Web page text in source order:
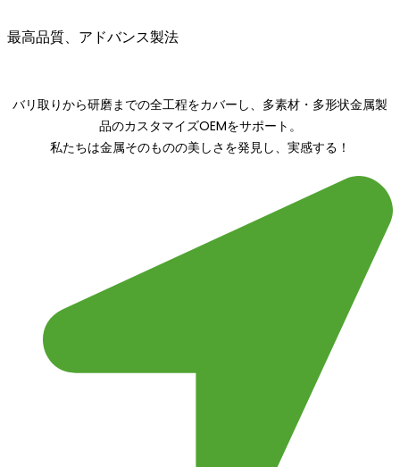
最高品質、アドバンス製法
バリ取りから研磨までの全工程をカバーし、多素材・多形状金属製
品のカスタマイズOEMをサポート。
私たちは金属そのものの美しさを発見し、実感する！